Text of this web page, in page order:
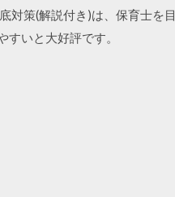
対策(解説付き)は、保育士を目
いと大好評です。